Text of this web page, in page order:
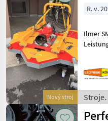
Nový stroj
R. v.
Ilmer
Der
Stroje
/ Ilmer